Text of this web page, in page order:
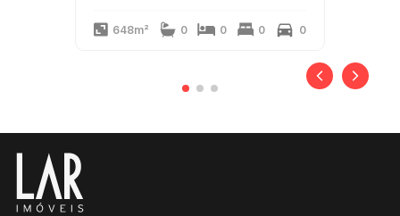
648m² 0 0 0 0